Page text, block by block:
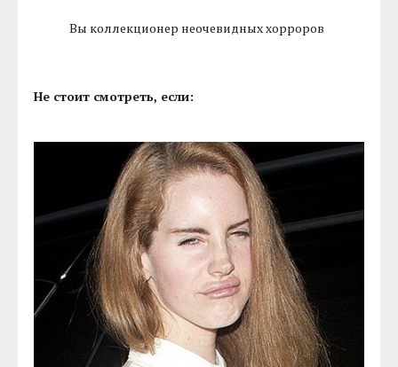
Вы коллекционер неочевидных хорроров
Не стоит смотреть, если: